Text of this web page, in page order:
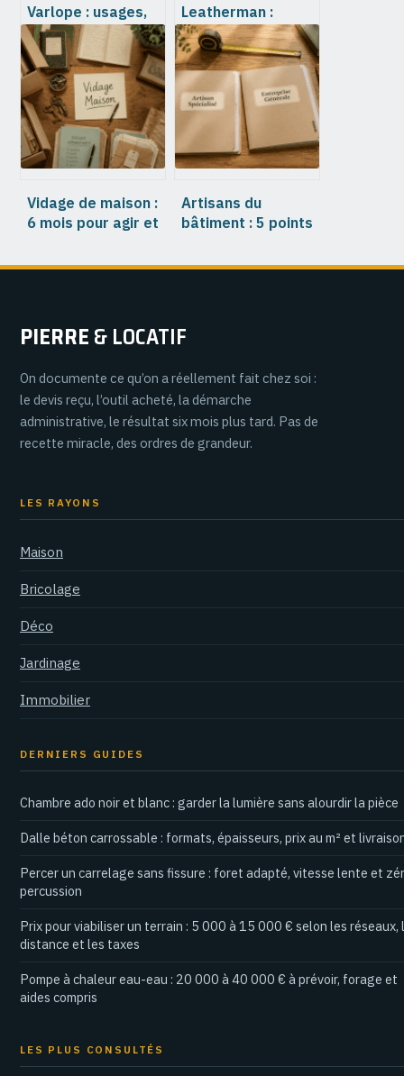
Varlope : usages,
choix et réglages
pour un rabotage
précis
Leatherman :
comment choisir et
utiliser le bon outil
multifonction
Vidage de maison :
6 mois pour agir et
réussir votre
Artisans du
bâtiment : 5 points
éviter les
PIERRE& LOCATIF
On documente ce qu’on a réellement fait chez soi :
le devis reçu, l’outil acheté, la démarche
administrative, le résultat six mois plus tard. Pas de
recette miracle, des ordres de grandeur.
LES RAYONS
Maison
Bricolage
Déco
Jardinage
Immobilier
DERNIERS GUIDES
Chambre ado noir et blanc : garder la lumière sans alourdir la pièce
Dalle béton carrossable : formats, épaisseurs, prix au m² et
Percer un carrelage sans fissure : foret adapté, vitesse lente et
percussion
Prix pour viabiliser un terrain : 5 000 à 15 000 € selon les réseaux,
distance et les taxes
Pompe à chaleur eau-eau : 20 000 à 40 000 € à prévoir, forage et
aides compris
LES PLUS CONSULTÉS